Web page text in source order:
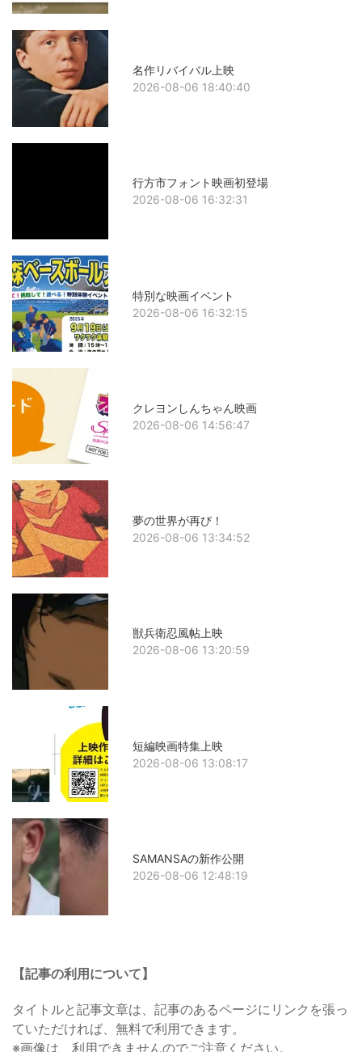
名作リバイバル上映
2026-08-06 18:40:40
行方市フォント映画初登場
2026-08-06 16:32:31
特別な映画イベント
2026-08-06 16:32:15
クレヨンしんちゃん映画
2026-08-06 14:56:47
夢の世界が再び！
2026-08-06 13:34:52
獣兵衛忍風帖上映
2026-08-06 13:20:59
短編映画特集上映
2026-08-06 13:08:17
SAMANSAの新作公開
2026-08-06 12:48:19
【記事の利用について】
タイトルと記事文章は、記事のあるページにリンクを張っ
ていただければ、無料で利用できます。
※画像は、利用できませんのでご注意ください。